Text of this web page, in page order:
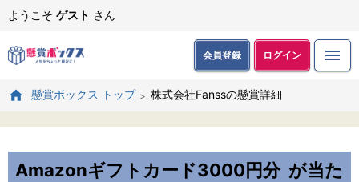
ようこそ ゲスト さん
会員登録 ログイン
懸賞ボックス トップ 株式会社Fanssの懸賞詳細
Amazonギフトカード3000円分 が当た